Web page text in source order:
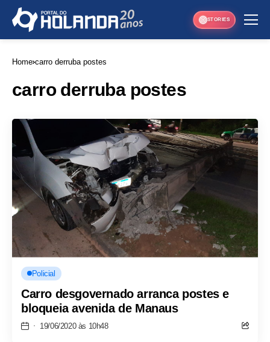
STORIES
Home carro derruba postes
carro derruba postes
Policial
Carro desgovernado arranca postes e
bloqueia avenida de Manaus
19/06/2020 às 10h48